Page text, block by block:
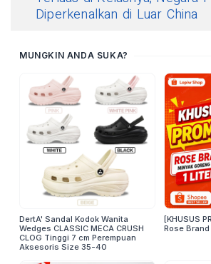
Diperkenalkan di Luar China